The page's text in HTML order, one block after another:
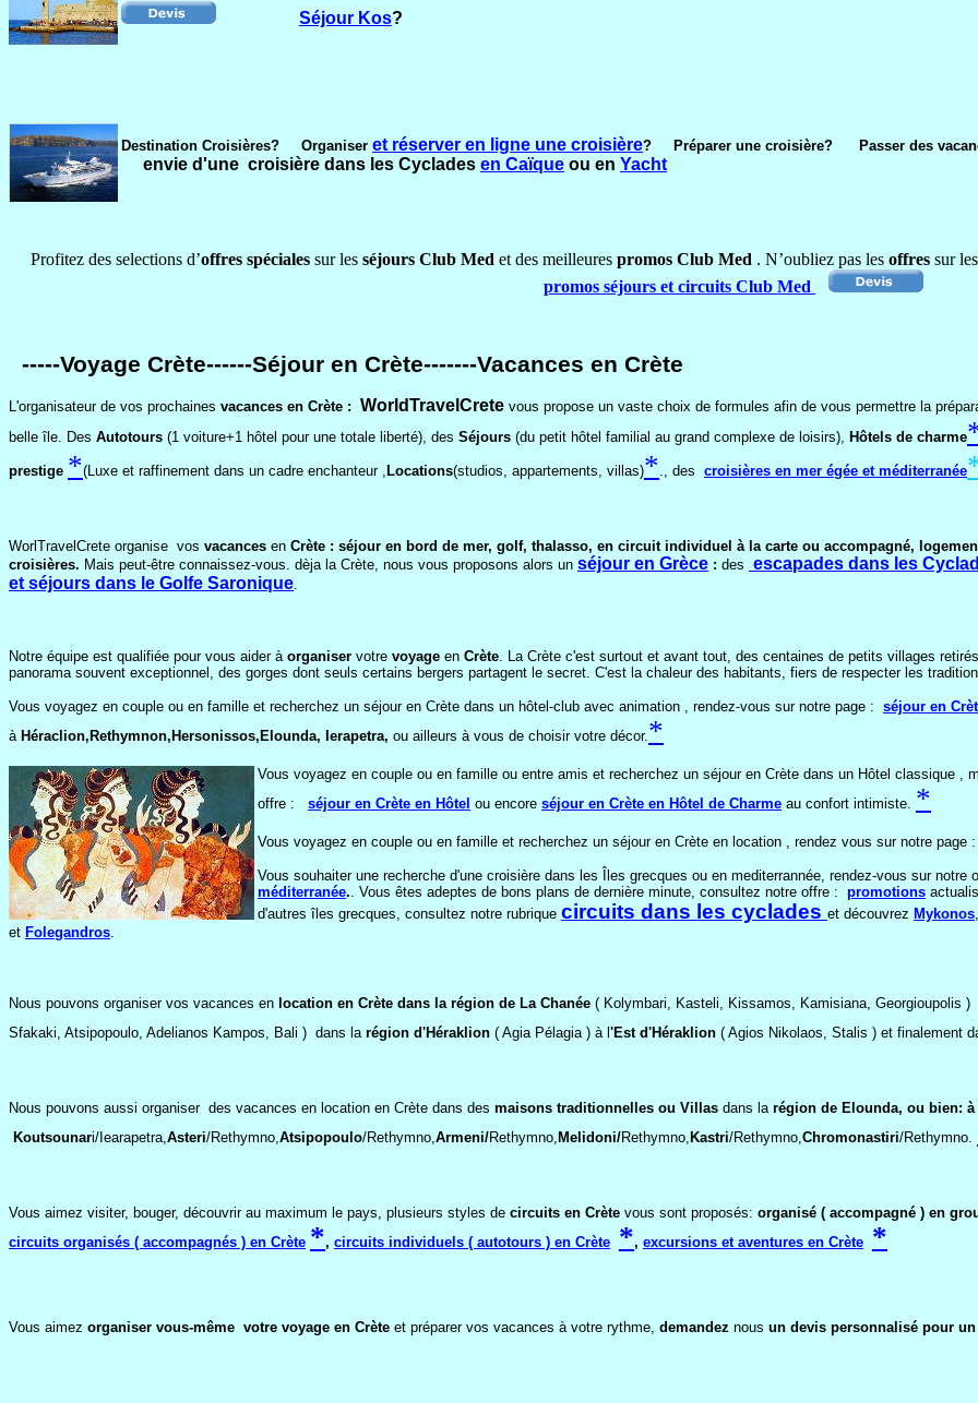
Séjour Kos?
Destination Croisières? Organiser et réserver en ligne une croisière? Préparer une croisière? Passer des
envie d'une croisière dans les Cyclades en Caïque ou en Yacht
Profitez des selections d’offres spéciales sur les séjours Club Med et des meilleures promos Club Med . N’oubliez pas les offres sur les
promos séjours et circuits Club Med
-----Voyage Crète------Séjour en Crète-------Vacances en Crète
L'organisateur de vos prochaines vacances en Crète : WorldTravelCrete vous propose un vaste choix de formules afin de vous permettre la
belle île. Des Autotours (1 voiture+1 hôtel pour une totale liberté), des Séjours (du petit hôtel familial au grand complexe de loisirs), Hôtels de charme
prestige *(Luxe et raffinement dans un cadre enchanteur , Locations(studios, appartements, villas)* ., des croisières en mer égée et méditerranée
WorlTravelCrete organise vos vacances en Crète : séjour en bord de mer, golf, thalasso, en circuit individuel à la carte ou accompagné,
croisières. Mais peut-être connaissez-vous. dèja la Crète, nous vous proposons alors un séjour en Grèce : des escapades dans les
et séjours dans le Golfe Saronique.
Notre équipe est qualifiée pour vous aider à organiser votre voyage en Crète. La Crète c'est surtout et avant tout, des centaines de petits villages
panorama souvent exceptionnel, des gorges dont seuls certains bergers partagent le secret. C'est la chaleur des habitants, fiers de respecter les
Vous voyagez en couple ou en famille et recherchez un séjour en Crète dans un hôtel-club avec animation , rendez-vous sur notre page : séjour en
à Héraclion,Rethymnon,Hersonissos,Elounda, Ierapetra, ou ailleurs à vous de choisir votre décor.*
Vous voyagez en couple ou en famille ou entre amis et recherchez un séjour en Crète dans un Hôtel classique
offre :
séjour en Crète en Hôtel ou encore séjour en Crète en Hôtel de Charme au confort intimiste. *
Vous voyagez en couple ou en famille et recherchez un séjour en Crète en location , rendez vous sur notre page :
Vous souhaiter une recherche d'une croisière dans les Îles grecques ou en mediterrannée, rendez-vous sur notre
méditerranée.. Vous êtes adeptes de bons plans de dernière minute, consultez notre offre : promotions
d'autres îles grecques, consultez notre rubrique circuits dans les cyclades et découvrez Mykonos,
et Folegandros.
Nous pouvons organiser vos vacances en location en Crète dans la région de La Chanée ( Kolymbari, Kasteli, Kissamos, Kamisiana, Georgioupolis
Sfakaki, Atsipopoulo, Adelianos Kampos, Bali ) dans la région d'Héraklion ( Agia Pélagia ) à l 'Est d'Héraklion ( Agios Nikolaos, Stalis ) et finalement
Nous pouvons aussi organiser des vacances en location en Crète dans des maisons traditionnelles ou Villas dans la région de Elounda, ou bien: à
Koutsounari/Iearapetra,Asteri/Rethymno,Atsipopoulo/Rethymno,Armeni/Rethymno, Melidoni/Rethymno, Kastri/Rethymno,Chromonastiri/Rethymno.
Vous aimez visiter, bouger, découvrir au maximum le pays, plusieurs styles de circuits en Crète vous sont proposés: organisé ( accompagné ) en
circuits organisés ( accompagnés ) en Crète *, circuits individuels ( autotours ) en Crète *, excursions et aventures en Crète *
Vous aimez organiser vous-même votre voyage en Crète et préparer vos vacances à votre rythme, demandez nous un devis personnalisé pour un